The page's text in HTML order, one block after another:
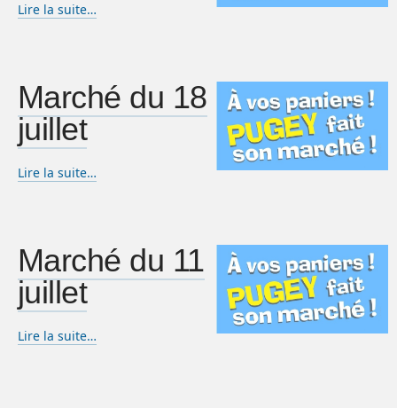
Lire la suite…
Marché du 18
juillet
Lire la suite…
Marché du 11
juillet
Lire la suite…